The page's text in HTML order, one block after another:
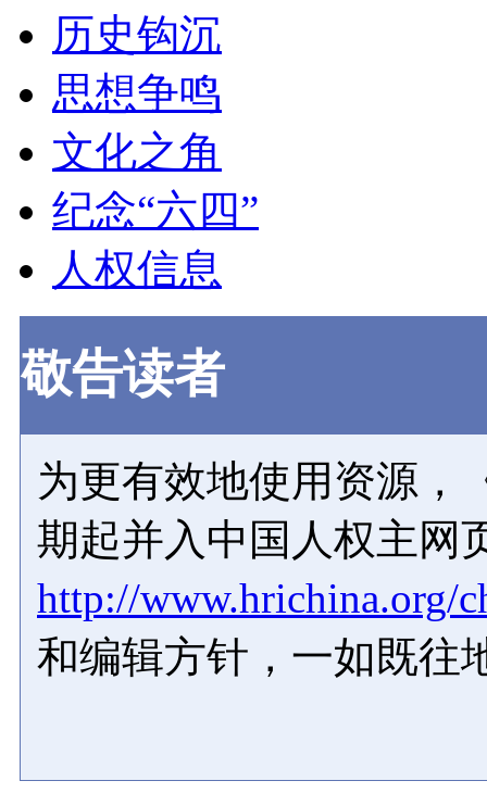
历史钩沉
思想争鸣
文化之角
纪念“六四”
人权信息
敬告读者
为更有效地使用资源，
期起并入中国人权主网
http://www.hrichina.org/
和编辑方针，一如既往